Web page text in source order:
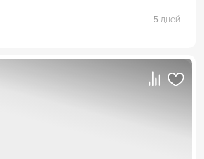
5 дней